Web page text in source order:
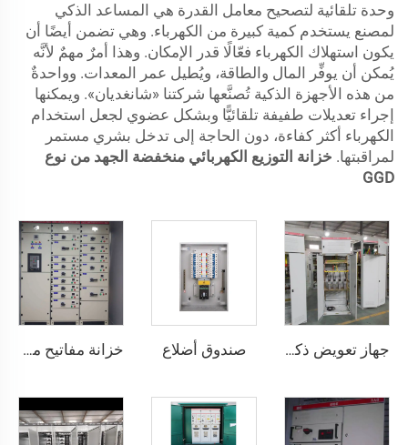
وحدة تلقائية لتصحيح معامل القدرة هي المساعد الذكي
لمصنع يستخدم كمية كبيرة من الكهرباء. وهي تضمن أيضًا أن
يكون استهلاك الكهرباء فعّالًا قدر الإمكان. وهذا أمرٌ مهمٌ لأنَّه
يُمكن أن يوفِّر المال والطاقة، ويُطيل عمر المعدات. وواحدةٌ
من هذه الأجهزة الذكية تُصنَّعها شركتنا «شانغديان». ويمكنها
إجراء تعديلات طفيفة تلقائيًّا وبشكل عضوي لجعل استخدام
الكهرباء أكثر كفاءة، دون الحاجة إلى تدخل بشري مستمر
لمراقبتها. خزانة التوزيع الكهربائي منخفضة الجهد من نوع
GGD
جهاز تعويض ذكي للطاقة التفاعلية منخفض الجهد GGJ صندوق أضلاع خزانة مفاتيح منخفضة الجهد قابلة للسحب - GCS